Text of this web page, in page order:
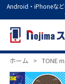
Android・iPhoneな
ホーム > TONE